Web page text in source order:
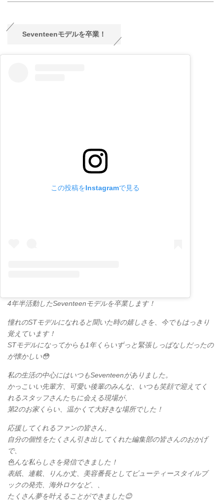
Seventeenモデルを卒業！
この投稿をInstagramで見る
4年半活動したSeventeenモデルを卒業します！
憧れのSTモデルになれると聞いた時の嬉しさを、今でもはっきり
覚えています！
STモデルになってからも1年くらいずっと緊張しっぱなしだったの
が懐かしい😳
私の生活の中心にはいつもSeventeenがありました。
かっこいい先輩方、可愛い後輩のみんな、いつも笑顔で迎えてく
れるスタッフさんたちに会える現場が、
第2のお家くらい、温かくて大好きな場所でした！
応援してくれるファンの皆さん、
自分の個性をたくさん引き出してくれた編集部の皆さんのおかげ
で、
色んな私らしさを発信できました！
表紙、連載、りんか丈、美容番長としてビューティースタイルブ
ックの発売、海外ロケなど、、
たくさん夢を叶えることができました😊